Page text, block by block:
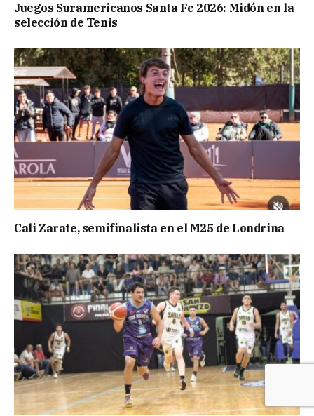
Juegos Suramericanos Santa Fe 2026: Midón en la
selección de Tenis
Cali Zarate, semifinalista en el M25 de Londrina